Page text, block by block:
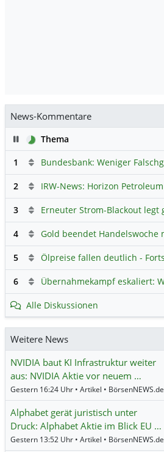
News-Kommentare
PauseThema
1
2
3
4
5
6
Alle Diskussionen
Weitere News
NVIDIA baut KI Infrastruktur weiter
aus: NVIDIA Aktie vor neuem …
Gestern 16:24 Uhr • Artikel • BörsenNEWS.de
Alphabet gerät juristisch unter
Druck: Alphabet Aktie im Blick EU …
Gestern 13:52 Uhr • Artikel • BörsenNEWS.de